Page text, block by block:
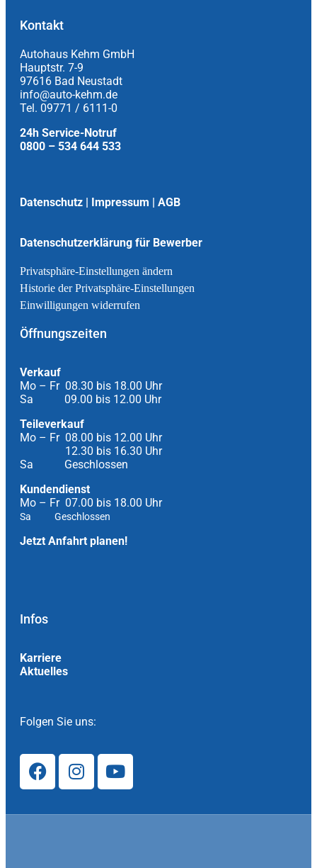
Kontakt
Autohaus Kehm GmbH
Hauptstr. 7-9
97616 Bad Neustadt
info@auto-kehm.de
Tel. 09771 / 6111-0
24h Service-Notruf
0800 – 534 644 533
Datenschutz | Impressum | AGB
Datenschutzerklärung für Bewerber
Privatsphäre-Einstellungen ändern
Historie der Privatsphäre-Einstellungen
Einwilligungen widerrufen
Öffnungszeiten
Verkauf
Mo – Fr 08.30 bis 18.00 Uhr
Sa 09.00 bis 12.00 Uhr
Teileverkauf
Mo – Fr 08.00 bis 12.00 Uhr
12.30 bis 16.30 Uhr
Sa Geschlossen
Kundendienst
Mo – Fr 07.00 bis 18.00 Uhr
Sa Geschlossen
Jetzt Anfahrt planen!
Infos
Karriere
Aktuelles
Folgen Sie uns: